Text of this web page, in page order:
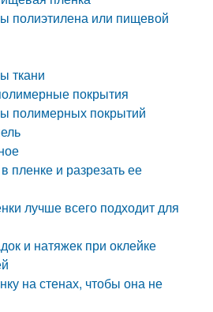
полиэтилена или пищевой
ткани
покрытия
полимерных покрытий
пленке и разрезать ее
лучше всего подходит для
и натяжек при оклейке
на стенах, чтобы она не